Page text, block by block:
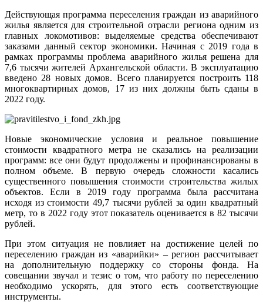
Действующая программа переселения граждан из аварийного
жилья является для строительной отрасли региона одним из
главных локомотивов: выделяемые средства обеспечивают
заказами данный сектор экономики. Начиная с 2019 года в
рамках программы проблема аварийного жилья решена для
7,6 тысячи жителей Архангельской области. В эксплуатацию
введено 28 новых домов. Всего планируется построить 118
многоквартирных домов, 17 из них должны быть сданы в
2022 году.
Новые экономические условия и реальное повышение
стоимости квадратного метра не сказались на реализации
программ: все они будут продолжены и профинансированы в
полном объеме. В первую очередь сложности касались
существенного повышения стоимости строительства жилых
объектов. Если в 2019 году программа была рассчитана
исходя из стоимости 49,7 тысячи рублей за один квадратный
метр, то в 2022 году этот показатель оценивается в 82 тысячи
рублей.
При этом ситуация не повлияет на достижение целей по
переселению граждан из «аварийки» – регион рассчитывает
на дополнительную поддержку со стороны фонда. На
совещании звучал и тезис о том, что работу по переселению
необходимо ускорять, для этого есть соответствующие
инструменты.